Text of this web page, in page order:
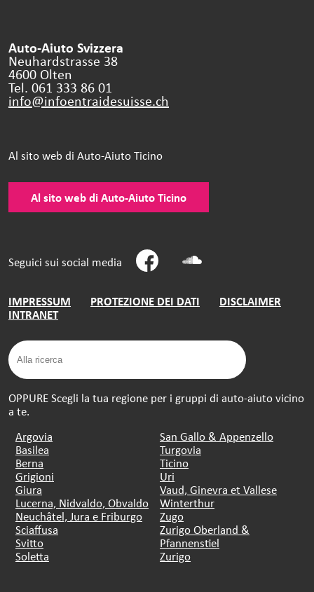
Auto-Aiuto Svizzera
Neuhardstrasse 38
4600 Olten
Tel. 061 333 86 01
info@infoentraidesuisse.ch
Al sito web di Auto-Aiuto Ticino
Al sito web di Auto-Aiuto Ticino
Seguici sui social media
IMPRESSUM PROTEZIONE DEI DATI
DISCLAIMER
INTRANET
OPPURE Scegli la tua regione per i gruppi di auto-aiuto vicino
a te.
Argovia
Basilea
Berna
Grigioni
Giura
Lucerna, Nidvaldo, Obvaldo
Neuchâtel, Jura e Friburgo
Sciaffusa
Svitto
Soletta
San Gallo & Appenzello
Turgovia
Ticino
Uri
Vaud, Ginevra et Vallese
Winterthur
Zugo
Zurigo Oberland &
Pfannenstiel
Zurigo